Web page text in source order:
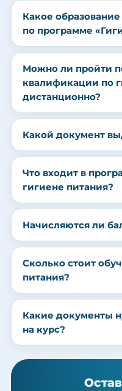
Какое
по программе
Можно ли пройти
квалификации по
дистанционно?
Какой документ
Что входит в
гигиене питания?
Начисляются ли
Сколько стоит
питания?
Какие документы
на курс?